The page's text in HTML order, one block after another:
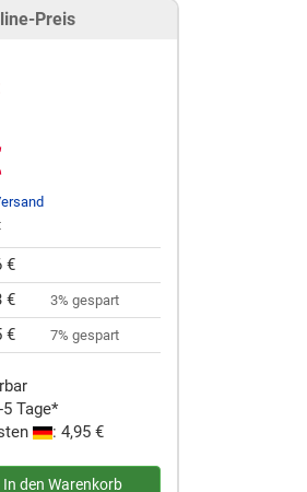
Preis
€
€ 3% gespart
€ 7% gespart
Tage*
: 4,95 €